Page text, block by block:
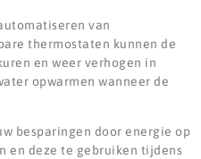
van
thermostaten kunnen de
en weer verhogen in
opwarmen wanneer de
besparingen door energie op
en deze te gebruiken tijdens